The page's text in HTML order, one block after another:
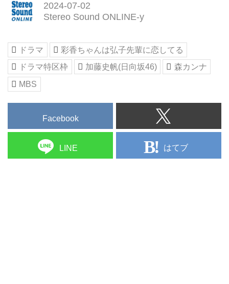
2024-07-02
Stereo Sound ONLINE-y
ドラマ
彩香ちゃんは弘子先輩に恋してる
ドラマ特区枠
加藤史帆(日向坂46)
森カンナ
MBS
Facebook
LINE はてブ